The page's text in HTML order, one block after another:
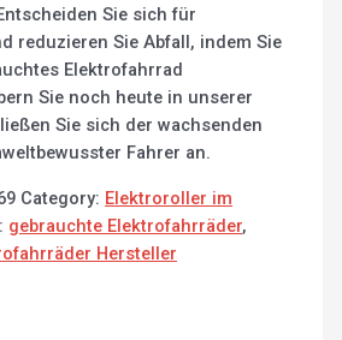
Sie sich für
reduzieren Sie Abfall, indem Sie
Elektrofahrrad
Sie noch heute in unserer
Sie sich der wachsenden
Fahrer an.
Category: Elektroroller im
gebrauchte Elektrofahrräder,
Hersteller